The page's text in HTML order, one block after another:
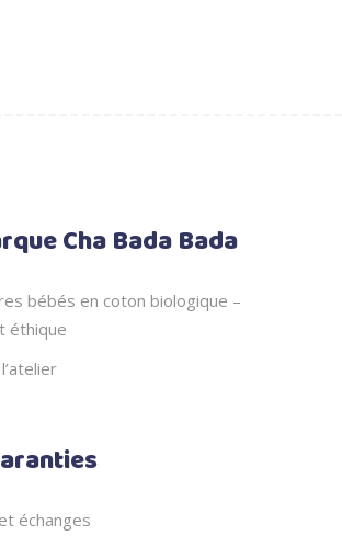
Cha Bada Bada
bébés en coton biologique –
éthique
échanges